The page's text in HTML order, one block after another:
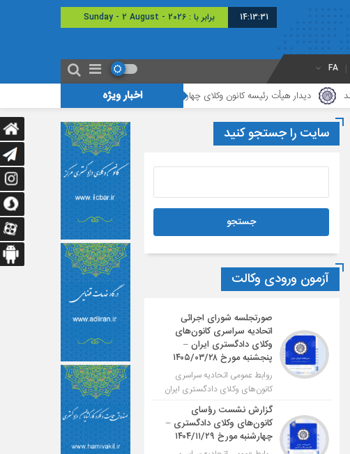
14:13:31 برابر با : Sunday - 2 August - 2026
FA
اخبار ویژه
دیدار هیأت رئیسه کانون وکلای چهارمحال و بختیاری با رئیس دادگستری شهرستان شهرکرد
سایت را جستجو کنید
آزمون ورودی وکالت
صورتجلسه شورای اجرائی
اتحادیه سراسری کانون‌های
وکلای دادگستری ایران –
پنجشنبه مورخ ۱۴۰۵/۰۳/۲۸
روابط عمومی اتحادیه سراسری
کانون‌های وکلای دادگستری ایران
گزارش نشست رؤسای
کانون‌های وکلای دادگستری –
چهارشنبه مورخ ۱۴۰۴/۱۱/۲۹